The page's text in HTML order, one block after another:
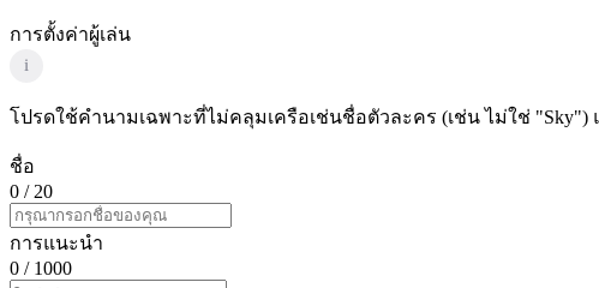
การตั้งค่าผู้เล่น
i
โปรดใช้คำนามเฉพาะที่ไม่คลุมเครือเช่นชื่อตัวละคร (เช่น ไม่ใช่
ชื่อ
0 / 20
การแนะนำ
0 / 1000